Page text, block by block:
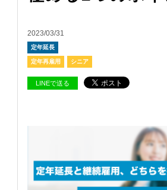
2023/03/31
定年延長
定年再雇用 シニア
LINEで送る